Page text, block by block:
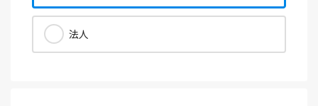
法人